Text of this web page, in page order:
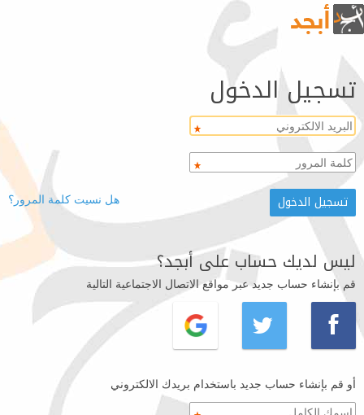
تسجيل الدخول
هل نسيت كلمة المرور؟
ليس لديك حساب على أبجد؟
قم بإنشاء حساب جديد عبر مواقع الاتصال الاجتماعية التالية
أو قم بإنشاء حساب جديد باستخدام بريدك الالكتروني